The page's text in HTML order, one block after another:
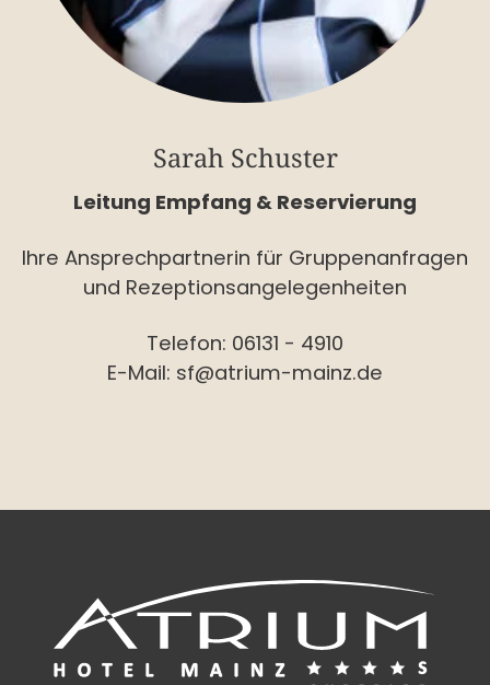
Sarah Schuster
Leitung Empfang & Reservierung
Ihre Ansprechpartnerin für Gruppenanfragen
und Rezeptionsangelegenheiten
Telefon: 06131 - 4910
E-Mail: sf@atrium-mainz.de